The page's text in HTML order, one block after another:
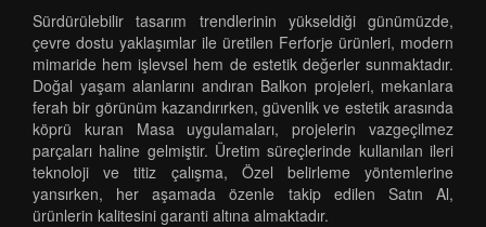
Sürdürülebilir tasarım trendlerinin yükseldiği günümüzde,
çevre dostu yaklaşımlar ile üretilen Ferforje ürünleri, modern
mimaride hem işlevsel hem de estetik değerler sunmaktadır.
Doğal yaşam alanlarını andıran Balkon projeleri, mekanlara
ferah bir görünüm kazandırırken, güvenlik ve estetik arasında
köprü kuran Masa uygulamaları, projelerin vazgeçilmez
parçaları haline gelmiştir. Üretim süreçlerinde kullanılan ileri
teknoloji ve titiz çalışma, Özel belirleme yöntemlerine
yansırken, her aşamada özenle takip edilen Satın Al,
ürünlerin kalitesini garanti altına almaktadır.